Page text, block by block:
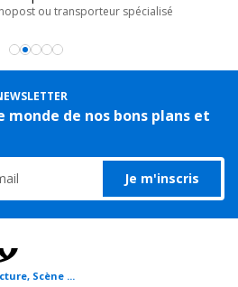
sélectionné par le commutateur
l'audio stéréo et multicanal sur les
la sortie HDMI, l'audio est
sortie audio numérique optique et
vidéo jusqu'à 4K@60Hz
ou transporteur spécialisé
de nos bons plans et
Je m'inscris
Scène ...